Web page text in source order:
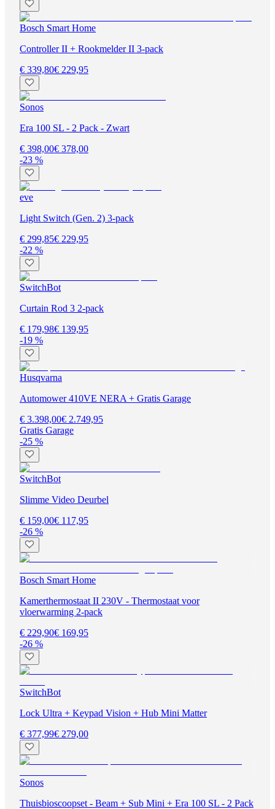
Bosch Smart Home
Controller II + Rookmelder II 3-pack
€ 339,80€ 229,95
Sonos
Era 100 SL - 2 Pack - Zwart
€ 398,00€ 378,00
-23 %
eve
Light Switch (Gen. 2) 3-pack
€ 299,85€ 229,95
-22 %
SwitchBot
Curtain Rod 3 2-pack
€ 179,98€ 139,95
-19 %
Husqvarna
Automower 410VE NERA + Gratis Garage
€ 3.398,00€ 2.749,95
Gratis Garage
-25 %
SwitchBot
Slimme Video Deurbel
€ 159,00€ 117,95
-26 %
Bosch Smart Home
Kamerthermostaat II 230V - Thermostaat voor
vloerwarming 2-pack
€ 229,90€ 169,95
-26 %
SwitchBot
Lock Ultra + Keypad Vision + Hub Mini Matter
€ 377,99€ 279,00
Sonos
Thuisbioscoopset - Beam + Sub Mini + Era 100 SL - 2 Pack